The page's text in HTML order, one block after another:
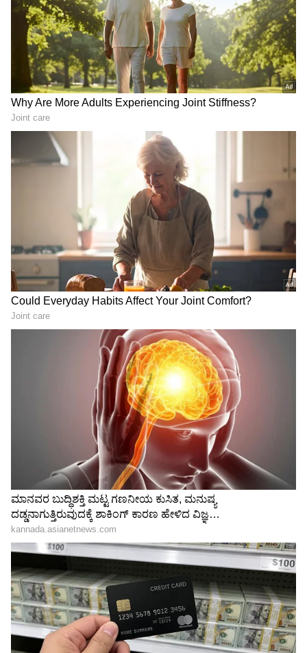
ಅವರು ಹೇಳಿದ್ದಾರೆ.
Best AI Finance Tools: ಎಐ ಹೇಳಿದಂತೆ ಕೇಳಿ, ಹಣ
ಉಳಿತಾಯ ಖಚಿತ: ಇಲ್ಲಿದೆ ಸ್ಮಾರ್ಟ್ ಫೈನಾನ್ಸ್‌
How to save money: ಲೈಫ್‌ಸ್ಟೈಲ್‌ ಬದಲಾಯಿಸದೆ
ಈ 7 ಸೂತ್ರದಿಂದ ಹಣ ಉಳಿತಾಯ ಮಾಡಿದ
ಬೆಂಗಳೂರಿನ ವ್ಯಕ್ತಿ! ಅದೇನು?
5
Image Credit :Asianet News
ಎಲ್ಲಿ ಹಣ ಹೂಡಿಕೆ ಮಾಡಿದ್ದಾರೆ?